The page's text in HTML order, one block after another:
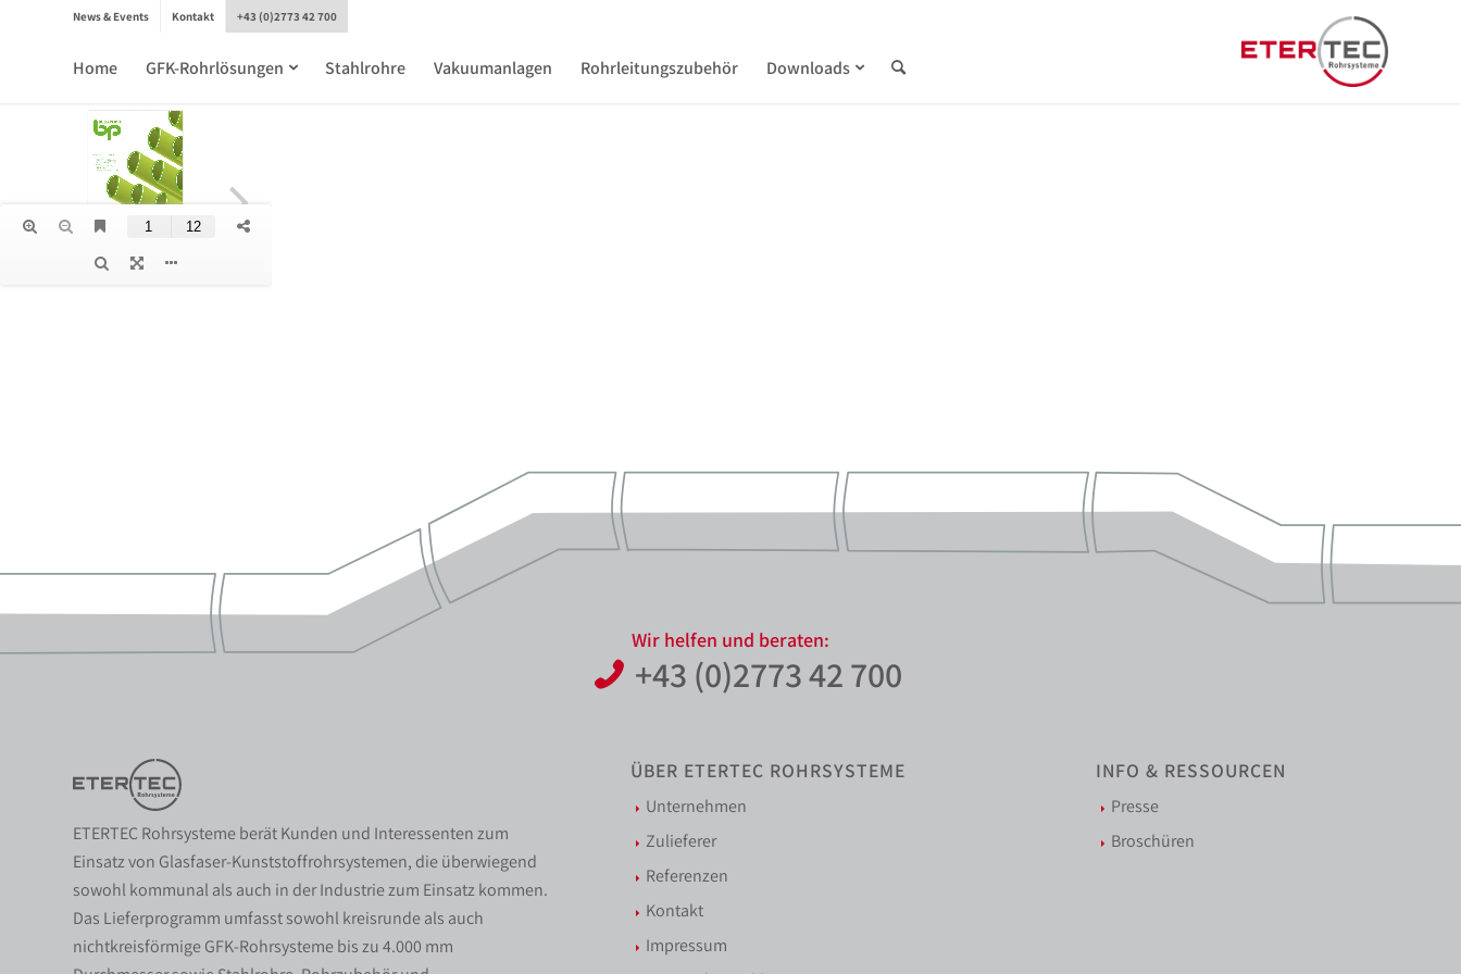
News & Events Kontakt +43 (0)2773 42 700
Home GFK-Rohrlösungen Stahlrohre Vakuumanlagen Rohrleitungszubehör Downloads
Wir helfen und beraten:
+43 (0)2773 42 700
ETERTEC Rohrsysteme berät Kunden und Interessenten zum
Einsatz von Glasfaser-Kunststoffrohrsystemen, die überwiegend
sowohl kommunal als auch in der Industrie zum Einsatz kommen.
Das Lieferprogramm umfasst sowohl kreisrunde als auch
nichtkreisförmige GFK-Rohrsysteme bis zu 4.000 mm
ÜBER ETERTEC ROHRSYSTEME
Unternehmen
Zulieferer
Referenzen
Kontakt
Impressum
INFO & RESSOURCEN
Presse
Broschüren